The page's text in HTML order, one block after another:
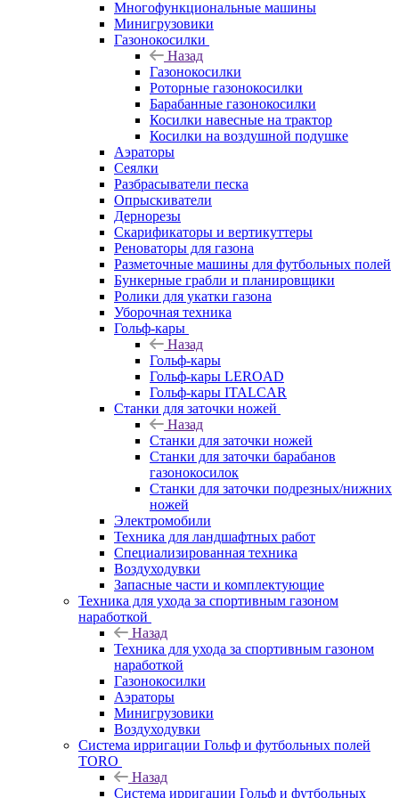
Многофункциональные машины
Минигрузовики
Газонокосилки
Назад
Газонокосилки
Роторные газонокосилки
Барабанные газонокосилки
Косилки навесные на трактор
Косилки на воздушной подушке
Аэраторы
Сеялки
Разбрасыватели песка
Опрыскиватели
Дернорезы
Скарификаторы и вертикуттеры
Реноваторы для газона
Разметочные машины для футбольных полей
Бункерные грабли и планировщики
Ролики для укатки газона
Уборочная техника
Гольф-кары
Назад
Гольф-кары
Гольф-кары LEROAD
Гольф-кары ITALCAR
Станки для заточки ножей
Назад
Станки для заточки ножей
Станки для заточки барабанов
газонокосилок
Станки для заточки подрезных/нижних
ножей
Электромобили
Техника для ландшафтных работ
Специализированная техника
Воздуходувки
Запасные части и комплектующие
Техника для ухода за спортивным газоном
наработкой
Назад
Техника для ухода за спортивным газоном
наработкой
Газонокосилки
Аэраторы
Минигрузовики
Воздуходувки
Система ирригации Гольф и футбольных полей
TORO
Назад
Система ирригации Гольф и футбольных